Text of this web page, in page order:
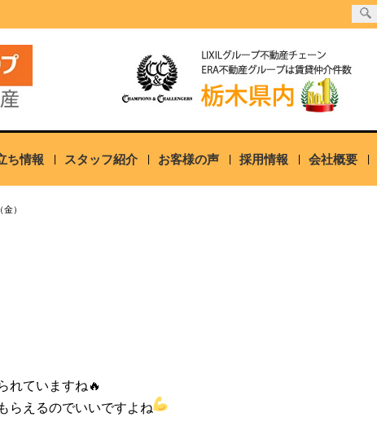
ち情報 スタッフ紹介 お客様の声 採用情報 会社概要
）
れていますね🔥
らえるのでいいですよね